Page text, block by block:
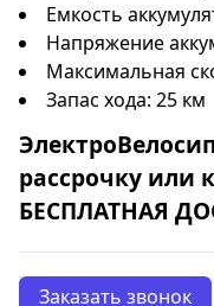
Емкость
Напряжение
Максимальная
Запас хода: 25 км
рассрочку или
БЕСПЛАТНАЯ
Заказать звонок